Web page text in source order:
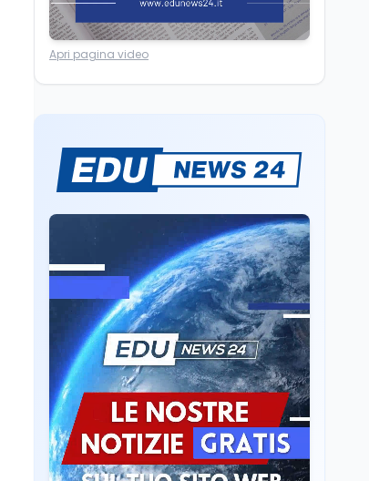
Lavoro8 ago
Riforma del calcio, si
Mario Occhiuto
L'8 agosto è la Giornata
europea in memoria
Istituita dal Parlamento
di Strasburgo in ricordo
dei minatori morti a
Marcinelle nel 1956
Università8 ago
Università statali, il
Fondo ordinario 2026
sale a 9,415 miliardi, c'è
la firma della ministra
Bernini sul decreto
Tecnologia8 ago
Il cloaking selettivo di
Time: ads invisibili solo
per i chatbot AI
Mondo8 ago
A Nonthaburi il killer
Apri pagina video